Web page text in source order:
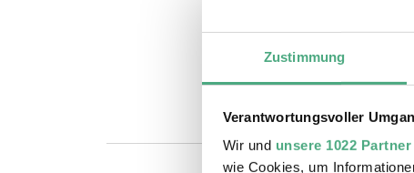
Zustimmung
Verantwortungsvoller
Wir und unsere 1022 Partner
wie Cookies, um